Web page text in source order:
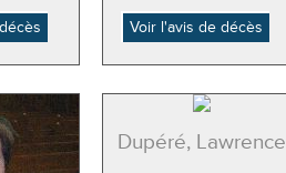
Voir l'avis de décès
Dupéré, Lawrence